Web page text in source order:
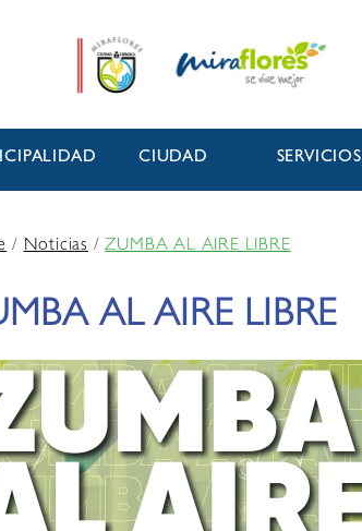
CIUDAD SERVICIOS
/Noticias /ZUMBA AL AIRE LIBRE
AL AIRE LIBRE